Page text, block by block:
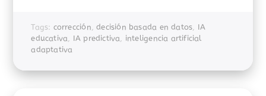
Tags: corrección,decisión basada en datos, IA
educativa, IA predictiva, inteligencia artificial
adaptativa